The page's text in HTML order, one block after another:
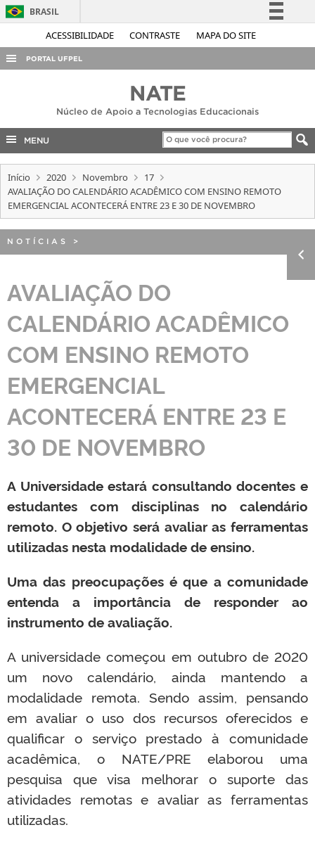
ACESSIBILIDADE CONTRASTE MAPA DO SITE
BRASIL
Simplifique!
Acesso à informação
Legislação
Canais
PORTAL UFPEL
AUDITORIA
COBALTO
CONCURSOS
EDITAIS
INTERNACIONAL
NATE
Núcleo de Apoio a Tecnologias Educacionais
MENU
Início 2020 Novembro
17
AVALIAÇÃO DO CALENDÁRIO ACADÊMICO COM ENSINO REMOTO
EMERGENCIAL ACONTECERÁ ENTRE 23 E 30 DE NOVEMBRO
NOTÍCIAS >
AVALIAÇÃO DO
CALENDÁRIO ACADÊMICO
COM ENSINO REMOTO
EMERGENCIAL
ACONTECERÁ ENTRE 23 E
30 DE NOVEMBRO
A Universidade estará consultando docentes e
estudantes com disciplinas no calendário
remoto. O objetivo será avaliar as ferramentas
utilizadas nesta modalidade de ensino.
Uma das preocupações é que a comunidade
entenda a importância de responder ao
instrumento de avaliação.
A universidade começou em outubro de 2020
um novo calendário, ainda mantendo a
modalidade remota. Sendo assim, pensando
em avaliar o uso dos recursos oferecidos e
qualificar o serviço prestado à comunidade
acadêmica, o NATE/PRE elaborou uma
pesquisa que visa melhorar o suporte das
atividades remotas e avaliar as ferramentas
utilizadas.